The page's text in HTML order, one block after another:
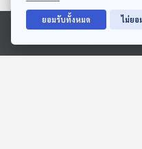
Ⓒ 2020 องค์การกระจายเสียงและแพร่ภาพสาธ
ตอนที่เกี่ยวข้อง
ยอมรับทั้งหมด ไม่ย